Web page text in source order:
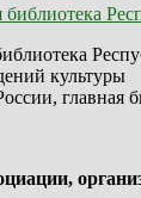
библиотека
культуры
главная